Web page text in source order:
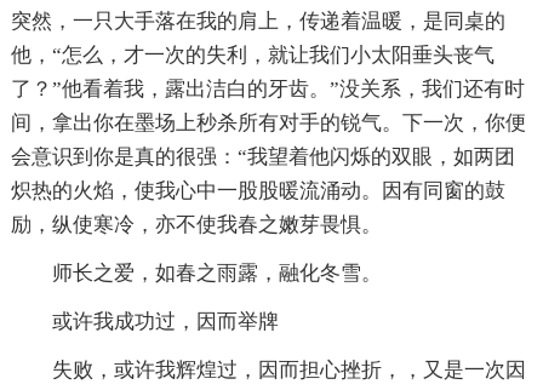
突然，一只大手落在我的肩上，传递着温暖，是同桌的
他，“怎么，才一次的失利，就让我们小太阳垂头丧气
了？”他看着我，露出洁白的牙齿。”没关系，我们还有时
间，拿出你在墨场上秒杀所有对手的锐气。下一次，你便
会意识到你是真的很强：“我望着他闪烁的双眼，如两团
炽热的火焰，使我心中一股股暖流涌动。因有同窗的鼓
励，纵使寒冷，亦不使我春之嫩芽畏惧。
师长之爱，如春之雨露，融化冬雪。
或许我成功过，因而举牌
失败，或许我辉煌过，因而担心挫折，，又是一次因